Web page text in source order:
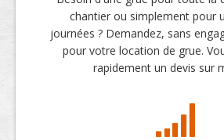
chantier ou simplement pour
journées ? Demandez, sans
pour votre location de grue.
rapidement un devis sur